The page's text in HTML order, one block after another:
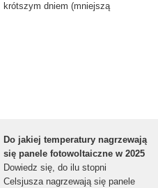
krótszym dniem (mniejszą
Do jakiej temperatury nagrzewają
się panele fotowoltaiczne w 2025
Dowiedz się, do ilu stopni
Celsjusza nagrzewają się panele